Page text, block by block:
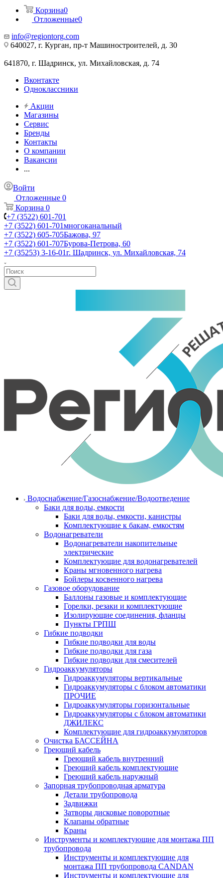
Корзина0
Отложенные0
info@regiontorg.com
640027, г. Курган, пр-т Машиностроителей, д. 30
641870, г. Шадринск, ул. Михайловская, д. 74
Вконтакте
Одноклассники
Акции
Магазины
Сервис
Бренды
Контакты
О компании
Вакансии
...
Войти
Отложенные 0
Корзина 0
+7 (3522) 601-701
+7 (3522) 601-701многоканальный
+7 (3522) 605-705Бажова, 97
+7 (3522) 601-707Бурова-Петрова, 60
+7 (35253) 3-16-01г. Шадринск, ул. Михайловская, 74
Водоснабжение/Газоснабжение/Водоотведение
Баки для воды, емкости
Баки для воды, емкости, канистры
Комплектующие к бакам, емкостям
Водонагреватели
Водонагреватели накопительные
электрические
Комплектующие для водонагревателей
Краны мгновенного нагрева
Бойлеры косвенного нагрева
Газовое оборудование
Баллоны газовые и комплектующие
Горелки, резаки и комплектующие
Изолирующие соединения, фланцы
Пункты ГРПШ
Гибкие подводки
Гибкие подводки для воды
Гибкие подводки для газа
Гибкие подводки для смесителей
Гидроаккумуляторы
Гидроаккумуляторы вертикальные
Гидроаккумуляторы с блоком автоматики
ПРОЧИЕ
Гидроаккумуляторы горизонтальные
Гидроаккумуляторы с блоком автоматики
ДЖИЛЕКС
Комплектующие для гидроаккумуляторов
Очистка БАССЕЙНА
Греющий кабель
Греющий кабель внутренний
Греющий кабель комплектующие
Греющий кабель наружный
Запорная трубопроводная арматура
Детали трубопровода
Задвижки
Затворы дисковые поворотные
Клапаны обратные
Краны
Инструменты и комплектующие для монтажа ПП
трубопровода
Инструменты и комплектующие для
монтажа ПП трубопровода CANDAN
Инструменты и комплектующие для